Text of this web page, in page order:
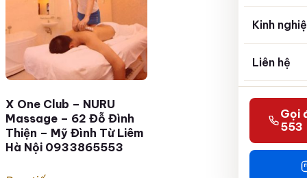
Kinh
Liên hệ
Gọi
553
X One Club – NURU
Massage – 62 Đỗ Đình
Thiện – Mỹ Đình Từ Liêm
Hà Nội 0933865553